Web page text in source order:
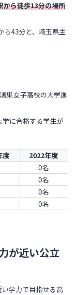
から徒歩13分の場所
ら43分と、埼玉県主
巣女子高校の大学進
に合格する学生が
度
2022年度
0名
0名
0名
0名
が近い公立
学力で目指せる高